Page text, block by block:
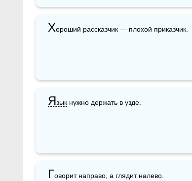
Хороший рассказчик — плохой приказчик.
Язык нужно держать в узде.
Говорит направо, а глядит налево.